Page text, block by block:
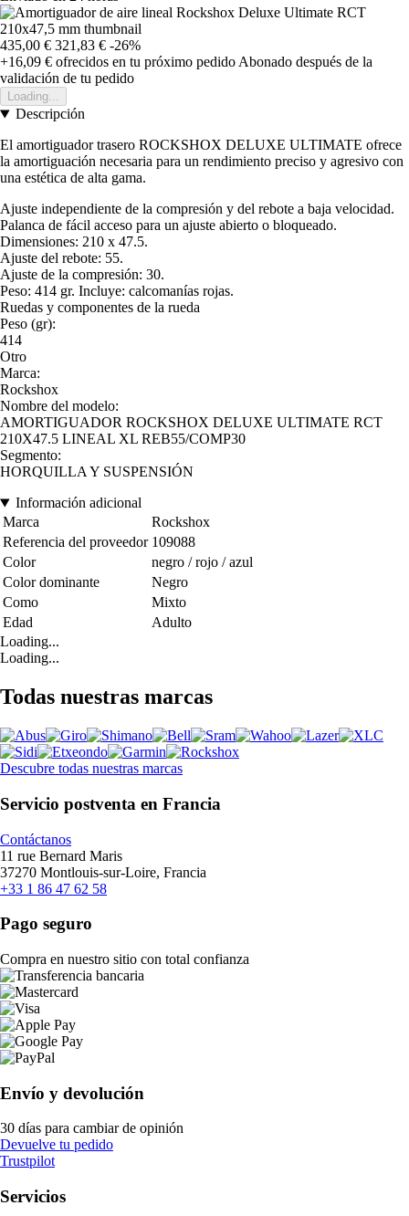
435,00 € 321,83 € -26%
+16,09 € ofrecidos en tu próximo pedido Abonado después de la
validación de tu pedido
Loading...
Descripción
El amortiguador trasero ROCKSHOX DELUXE ULTIMATE ofrece
la amortiguación necesaria para un rendimiento preciso y agresivo con
una estética de alta gama.
Ajuste independiente de la compresión y del rebote a baja velocidad.
Palanca de fácil acceso para un ajuste abierto o bloqueado.
Dimensiones: 210 x 47.5.
Ajuste del rebote: 55.
Ajuste de la compresión: 30.
Peso: 414 gr. Incluye: calcomanías rojas.
Ruedas y componentes de la rueda
Peso (gr):
414
Otro
Marca:
Rockshox
Nombre del modelo:
AMORTIGUADOR ROCKSHOX DELUXE ULTIMATE RCT
210X47.5 LINEAL XL REB55/COMP30
Segmento:
HORQUILLA Y SUSPENSIÓN
Información adicional
Marca
Rockshox
Referencia del proveedor 109088
Color
negro / rojo / azul
Color dominante
Negro
Como
Mixto
Edad
Adulto
Loading...
Loading...
Todas nuestras marcas
Descubre todas nuestras marcas
Servicio postventa en Francia
Contáctanos
11 rue Bernard Maris
37270 Montlouis-sur-Loire, Francia
+33 1 86 47 62 58
Pago seguro
Compra en nuestro sitio con total confianza
Envío y devolución
30 días para cambiar de opinión
Devuelve tu pedido
Trustpilot
Servicios